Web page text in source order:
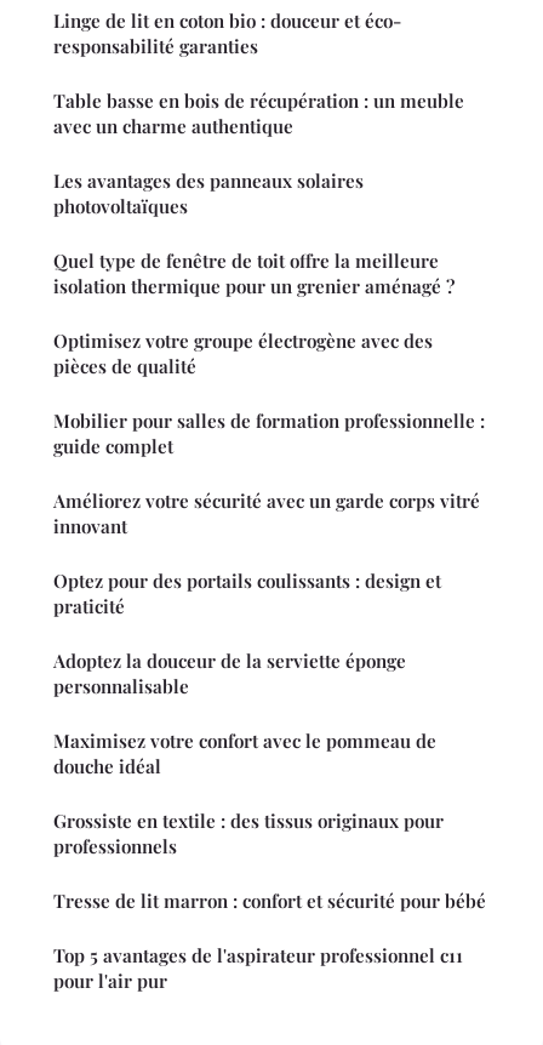
Linge de lit en coton bio : douceur et éco-
responsabilité garanties
Table basse en bois de récupération : un meuble
avec un charme authentique
Les avantages des panneaux solaires
photovoltaïques
Quel type de fenêtre de toit offre la meilleure
isolation thermique pour un grenier aménagé ?
Optimisez votre groupe électrogène avec des
pièces de qualité
Mobilier pour salles de formation professionnelle :
guide complet
Améliorez votre sécurité avec un garde corps vitré
innovant
Optez pour des portails coulissants : design et
praticité
Adoptez la douceur de la serviette éponge
personnalisable
Maximisez votre confort avec le pommeau de
douche idéal
Grossiste en textile : des tissus originaux pour
professionnels
Tresse de lit marron : confort et sécurité pour bébé
Top 5 avantages de l'aspirateur professionnel c11
pour l'air pur